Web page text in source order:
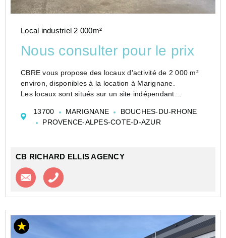
Local industriel 2 000m²
Nous consulter pour le prix
CBRE vous propose des locaux d'activité de 2 000 m²
environ, disponibles à la location à Marignane.
Les locaux sont situés sur un site indépendant
zone industrielle de Marignane. Ils disposent d...
13700 MARIGNANE
BOUCHES-DU-RHONE
PROVENCE-ALPES-COTE-D-AZUR
CB RICHARD ELLIS AGENCY
Contacter l'agence